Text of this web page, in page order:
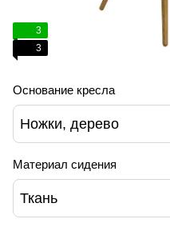
3
3
Основание кресла
Ножки, дерево
Материал сидения
Ткань